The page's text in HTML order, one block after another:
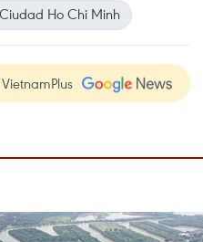
Ciudad Ho Chi Minh